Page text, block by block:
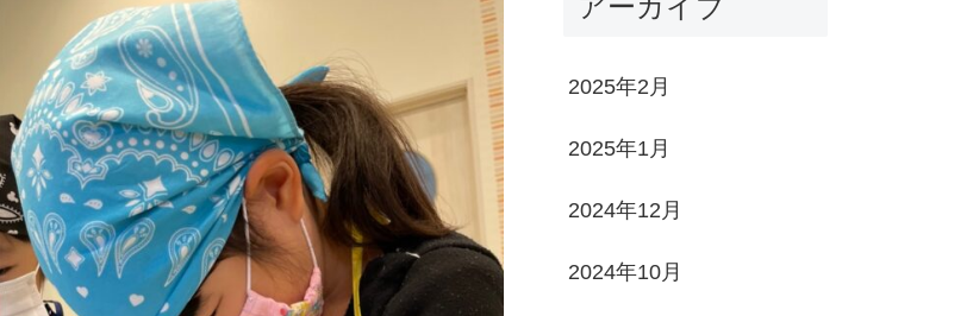
アーカイブ
2025年2月
2025年1月
2024年12月
2024年10月